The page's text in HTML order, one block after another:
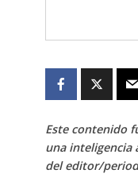
Este contenido
una inteligencia
del editor/